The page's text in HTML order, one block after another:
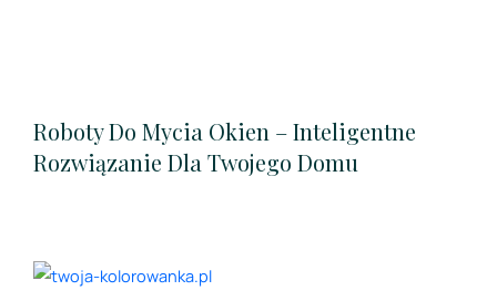
Roboty Do Mycia Okien – Inteligentne
Rozwiązanie Dla Twojego Domu